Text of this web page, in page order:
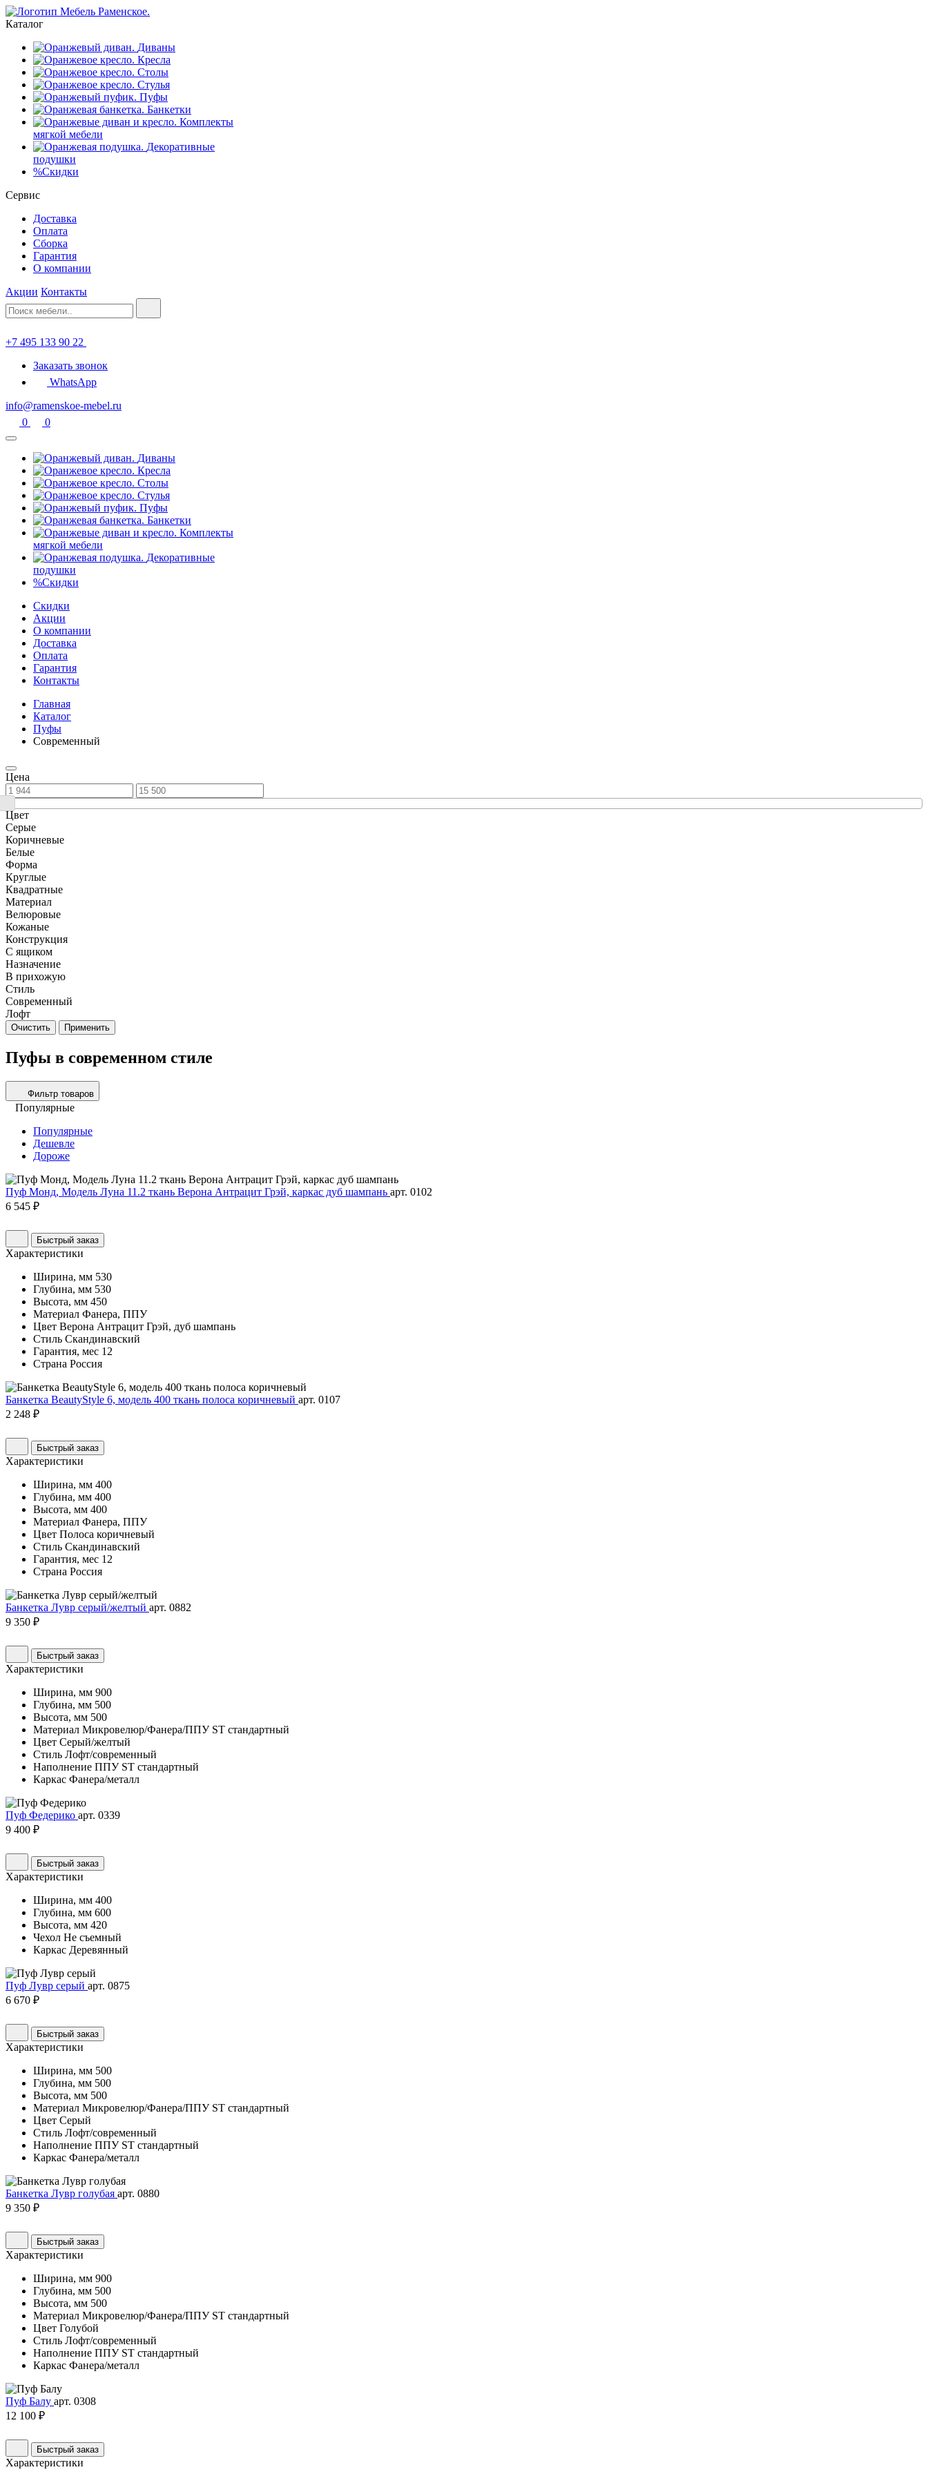
Каталог
Диваны
Кресла
Столы
Стулья
Пуфы
Банкетки
Комплекты
мягкой мебели
Декоративные
подушки
%Скидки
Сервис
Доставка
Оплата
Сборка
Гарантия
О компании
Акции Контакты
+7 495 133 90 22
Заказать звонок
WhatsApp
info@ramenskoe-mebel.ru
0
0
Диваны
Кресла
Столы
Стулья
Пуфы
Банкетки
Комплекты
мягкой мебели
Декоративные
подушки
%Скидки
Скидки
Акции
О компании
Доставка
Оплата
Гарантия
Контакты
Главная
Каталог
Пуфы
Современный
Цена
Цвет
Серые
Коричневые
Белые
Форма
Круглые
Квадратные
Материал
Велюровые
Кожаные
Конструкция
С ящиком
Назначение
В прихожую
Стиль
Современный
Лофт
Очистить Применить
Пуфы в современном стиле
Фильтр товаров
Популярные
Популярные
Дешевле
Дороже
Пуф Монд, Модель Луна 11.2 ткань Верона Антрацит Грэй, каркас дуб шампань арт. 0102
6 545 ₽
Быстрый заказ
Характеристики
Ширина, мм 530
Глубина, мм 530
Высота, мм 450
Материал Фанера, ППУ
Цвет Верона Антрацит Грэй, дуб шампань
Стиль Скандинавский
Гарантия, мес 12
Страна Россия
Банкетка BeautyStyle 6, модель 400 ткань полоса коричневый арт. 0107
2 248 ₽
Быстрый заказ
Характеристики
Ширина, мм 400
Глубина, мм 400
Высота, мм 400
Материал Фанера, ППУ
Цвет Полоса коричневый
Стиль Скандинавский
Гарантия, мес 12
Страна Россия
Банкетка Лувр серый/желтый арт. 0882
9 350 ₽
Быстрый заказ
Характеристики
Ширина, мм 900
Глубина, мм 500
Высота, мм 500
Материал Микровелюр/Фанера/ППУ ST стандартный
Цвет Серый/желтый
Стиль Лофт/современный
Наполнение ППУ ST стандартный
Каркас Фанера/металл
Пуф Федерико арт. 0339
9 400 ₽
Быстрый заказ
Характеристики
Ширина, мм 400
Глубина, мм 600
Высота, мм 420
Чехол Не съемный
Каркас Деревянный
Пуф Лувр серый арт. 0875
6 670 ₽
Быстрый заказ
Характеристики
Ширина, мм 500
Глубина, мм 500
Высота, мм 500
Материал Микровелюр/Фанера/ППУ ST стандартный
Цвет Серый
Стиль Лофт/современный
Наполнение ППУ ST стандартный
Каркас Фанера/металл
Банкетка Лувр голубая арт. 0880
9 350 ₽
Быстрый заказ
Характеристики
Ширина, мм 900
Глубина, мм 500
Высота, мм 500
Материал Микровелюр/Фанера/ППУ ST стандартный
Цвет Голубой
Стиль Лофт/современный
Наполнение ППУ ST стандартный
Каркас Фанера/металл
Пуф Балу арт. 0308
12 100 ₽
Быстрый заказ
Характеристики